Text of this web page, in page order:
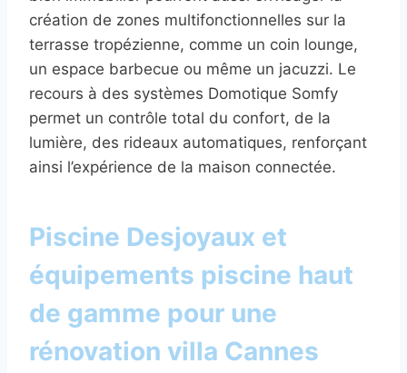
création de zones multifonctionnelles sur la
terrasse tropézienne, comme un coin lounge,
un espace barbecue ou même un jacuzzi. Le
recours à des systèmes Domotique Somfy
permet un contrôle total du confort, de la
lumière, des rideaux automatiques, renforçant
ainsi l’expérience de la maison connectée.
Piscine Desjoyaux et
équipements piscine haut
de gamme pour une
rénovation villa Cannes